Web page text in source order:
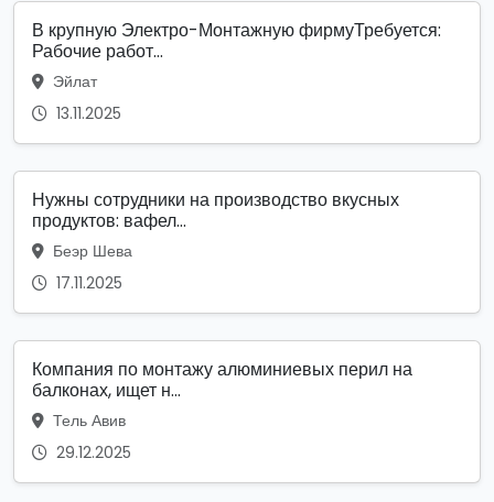
В крупную Электро-Монтажную фирмуТребуется:
Рабочие работ...
Эйлат
13.11.2025
Нужны сотрудники на производство вкусных
продуктов: вафел...
Беэр Шева
17.11.2025
Компания по монтажу алюминиевых перил на
балконах, ищет н...
Тель Авив
29.12.2025